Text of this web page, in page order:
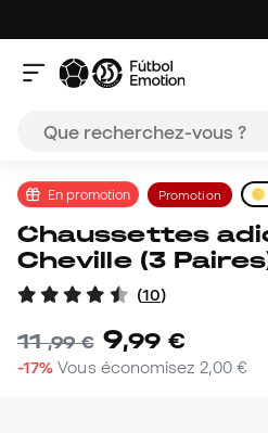
En promotion Promotion
Chaussettes adidas Cushion
Cheville (3
(10)
11,99 € 9,99 €
-17% Vous économisez 2,00 €